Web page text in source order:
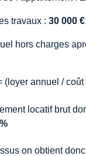
travaux : 30 000 €
hors charges
(loyer annuel /
locatif brut
on obtient